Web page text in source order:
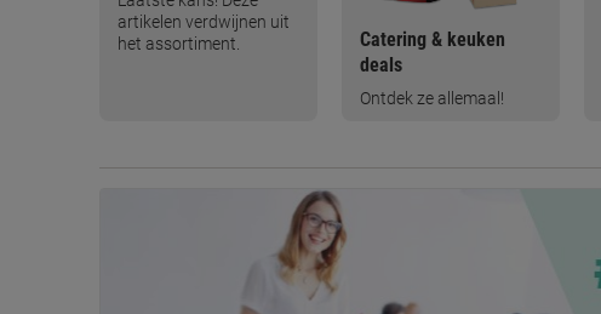
artikelen verdwijnen uit
het assortiment.
Catering & keuken
deals
Ontdek ze allemaal!